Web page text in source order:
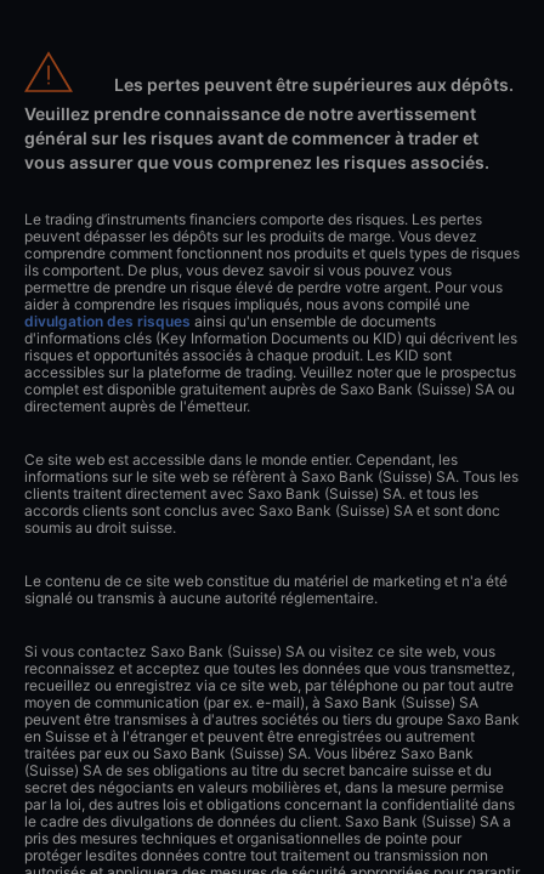
Les pertes peuvent être supérieures aux dépôts.
Veuillez prendre connaissance de notre avertissement
général sur les risques avant de commencer à trader et
vous assurer que vous comprenez les risques associés.
Le trading d’instruments financiers comporte des risques. Les pertes
peuvent dépasser les dépôts sur les produits de marge. Vous devez
comprendre comment fonctionnent nos produits et quels types de risques
ils comportent. De plus, vous devez savoir si vous pouvez vous
permettre de prendre un risque élevé de perdre votre argent. Pour vous
aider à comprendre les risques impliqués, nous avons compilé une
divulgation des risques ainsi qu'un ensemble de documents
d'informations clés (Key Information Documents ou KID) qui décrivent les
risques et opportunités associés à chaque produit. Les KID sont
accessibles sur la plateforme de trading. Veuillez noter que le prospectus
complet est disponible gratuitement auprès de Saxo Bank (Suisse) SA ou
directement auprès de l'émetteur.
Ce site web est accessible dans le monde entier. Cependant, les
informations sur le site web se réfèrent à Saxo Bank (Suisse) SA. Tous les
clients traitent directement avec Saxo Bank (Suisse) SA. et tous les
accords clients sont conclus avec Saxo Bank (Suisse) SA et sont donc
soumis au droit suisse.
Le contenu de ce site web constitue du matériel de marketing et n'a été
signalé ou transmis à aucune autorité réglementaire.
Si vous contactez Saxo Bank (Suisse) SA ou visitez ce site web, vous
reconnaissez et acceptez que toutes les données que vous transmettez,
recueillez ou enregistrez via ce site web, par téléphone ou par tout autre
moyen de communication (par ex. e-mail), à Saxo Bank (Suisse) SA
peuvent être transmises à d'autres sociétés ou tiers du groupe Saxo Bank
en Suisse et à l'étranger et peuvent être enregistrées ou autrement
traitées par eux ou Saxo Bank (Suisse) SA. Vous libérez Saxo Bank
(Suisse) SA de ses obligations au titre du secret bancaire suisse et du
secret des négociants en valeurs mobilières et, dans la mesure permise
par la loi, des autres lois et obligations concernant la confidentialité dans
le cadre des divulgations de données du client. Saxo Bank (Suisse) SA a
pris des mesures techniques et organisationnelles de pointe pour
protéger lesdites données contre tout traitement ou transmission non